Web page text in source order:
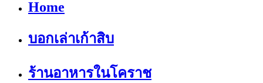
Home
บอกเล่าเก้าสิบ
ร้านอาหารในโคราช